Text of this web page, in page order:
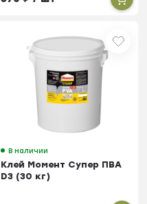
В наличии
Клей Момент Супер ПВА
D3 (30 кг)